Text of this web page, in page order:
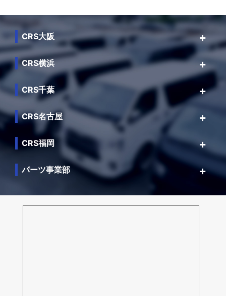
CRS大阪
CRS横浜
CRS千葉
CRS名古屋
CRS福岡
パーツ事業部